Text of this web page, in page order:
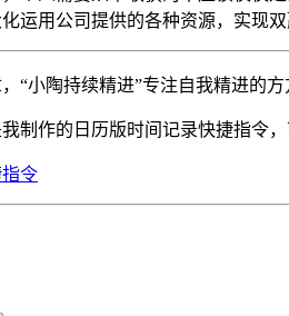
运用公司提供的各种资源，实现双
“小陶持续精进”专注自我精进的
制作的日历版时间记录快捷指令
令